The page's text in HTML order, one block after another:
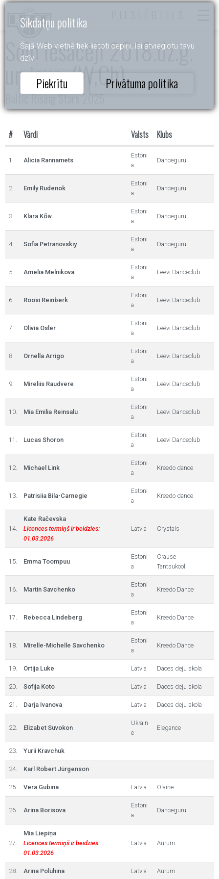
Sīkdatņu politika
Šajā Web vietnē tiek lietoti cepiņi, lai atvieglotu tavu
dzīvi.
Piekrītu Privātuma politika
Solo Iesācēji 2018.dz.g.
un jaun. (W,Ch)
Baltic Rising Stars 2025
# Vārdi Valsts Klubs
1. Alicia Rannamets
Estoni
a
Danceguru
2. Emily Rudenok
Estoni
a
Danceguru
3. Klara Kõiv
Estoni
a
Danceguru
4. Sofia Petranovskiy
Estoni
a
Danceguru
5. Amelia Melnikova
Estoni
a
Leevi Danceclub
6. Roosi Reinberk
Estoni
a
Leevi Danceclub
7. Olivia Osler
Estoni
a
Leevi Danceclub
8. Ornella Arrigo
Estoni
a
Leevi Danceclub
9. Mireliis Raudvere
Estoni
a
Leevi Danceclub
10. Mia Emilia Reinsalu
Estoni
a
Leevi Danceclub
11. Lucas Shoron
Estoni
a
Leevi Danceclub
12. Michael Link
Estoni
a
Kreedo dance
13. Patrisiia Bila-Carnegie
Estoni
a
Kreedo dance
14.
Kate Račevska
Licences termiņš ir beidzies:
01.03.2026
Latvia Crystals
15. Emma Toompuu
Estoni
a
Crause
Tantsukool
16. Martin Savchenko
Estoni
a
Kreedo Dance
17. Rebecca Lindeberg
Estoni
a
Kreedo Dance
18. Mirelle-Michelle Savchenko
Estoni
a
Kreedo Dance
19. Ortija Luke Latvia Daces deju skola
20. Sofija Koto Latvia Daces deju skola
21. Darja Ivanova Latvia Daces deju skola
22. Elizabet Suvokon
Ukrain
e
Elegance
23. Yurii Kravchuk
24. Karl Robert Jürgenson
25. Vera Gubina Latvia Olaine
26. Arina Borisova
Estoni
a
Danceguru
27.
Mia Liepiņa
Licences termiņš ir beidzies:
01.03.2026
Latvia Aurum
28. Arina Poluhina Latvia Aurum